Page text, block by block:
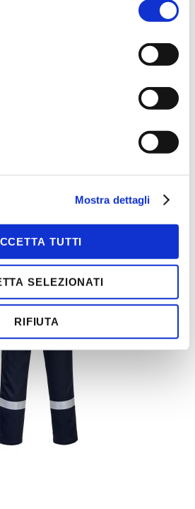
Mostra dettagli
TUTTI
SELEZIONATI
RIFIUTA